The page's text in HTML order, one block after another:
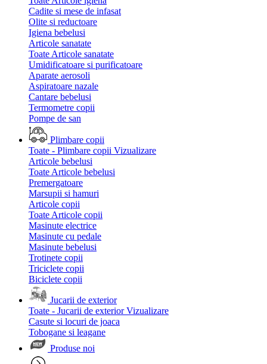
Cadite si mese de infasat
Olite si reductoare
Igiena bebelusi
Articole sanatate
Toate Articole sanatate
Umidificatoare si purificatoare
Aparate aerosoli
Aspiratoare nazale
Cantare bebelusi
Termometre copii
Pompe de san
Plimbare copii
Toate - Plimbare copii Vizualizare
Articole bebelusi
Toate Articole bebelusi
Premergatoare
Marsupii si hamuri
Articole copii
Toate Articole copii
Masinute electrice
Masinute cu pedale
Masinute bebelusi
Trotinete copii
Triciclete copii
Biciclete copii
Jucarii de exterior
Toate - Jucarii de exterior Vizualizare
Casute si locuri de joaca
Tobogane si leagane
Produse noi